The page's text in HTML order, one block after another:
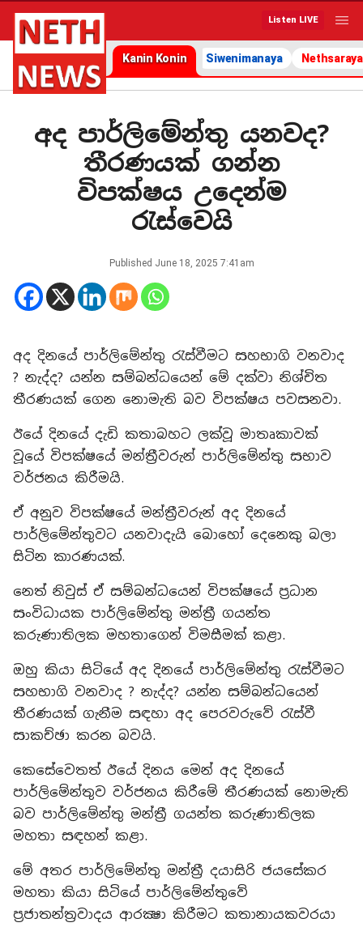
Listen LIVE
Kanin Konin Siwenimanaya Nethsaraya
අද පාර්ලිමේන්තු යනවද?
තීරණයක් ගන්න
විපක්ෂය උදෙන්ම
රැස්වෙයි
Published June 18, 2025 7:41am
අද දිනයේ පාර්ලිමේන්තු රැස්වීමට සහභාගි වනවාද
? නැද්ද? යන්න සම්බන්ධයෙන් මේ දක්වා නිශ්චිත
තීරණයක් ගෙන නොමැති බව විපක්ෂය පවසනවා.
ඊයේ දිනයේ දැඩි කතාබහට ලක්වූ මාතෘකාවක්
වූයේ විපක්ෂයේ මන්ත්‍රීවරුන් පාර්ලිමේන්තු සභාව
වර්ජනය කිරීමයි.
ඒ අනුව විපක්ෂයේ මන්ත්‍රීවරුන් අද දිනයේ
පාර්ලිමේන්තුවට යනවාදැයි බොහෝ දෙනෙකු බලා
සිටින කාරණයක්.
නෙත් නිවුස් ඒ සම්බන්ධයෙන් විපක්ෂයේ ප්‍රධාන
සංවිධායක පාර්ලිමේන්තු මන්ත්‍රී ගයන්ත
කරුණාතිලක මහතාගෙන් විමසීමක් කළා.
ඔහු කියා සිටියේ අද දිනයේ පාර්ලිමේන්තු රැස්වීමට
සහභාගි වනවාද ? නැද්ද? යන්න සම්බන්ධයෙන්
තීරණයක් ගැනීම සඳහා අද පෙරවරුවේ රැස්වී
සාකච්ඡා කරන බවයි.
කෙසේවෙතත් ඊයේ දිනය මෙන් අද දිනයේ
පාර්ලිමේන්තුව වර්ජනය කිරීමේ තීරණයක් නොමැති
බව පාර්ලිමේන්තු මන්ත්‍රී ගයන්ත කරුණාතිලක
මහතා සඳහන් කළා.
මේ අතර පාර්ලිමේන්තු මන්ත්‍රී දයාසිරි ජයසේකර
මහතා කියා සිටියේ පාර්ලිමේන්තුවේ
ප්‍රජාතන්ත්‍රවාදය ආරක්‍ෂා කිරීමට කතානායකවරයා